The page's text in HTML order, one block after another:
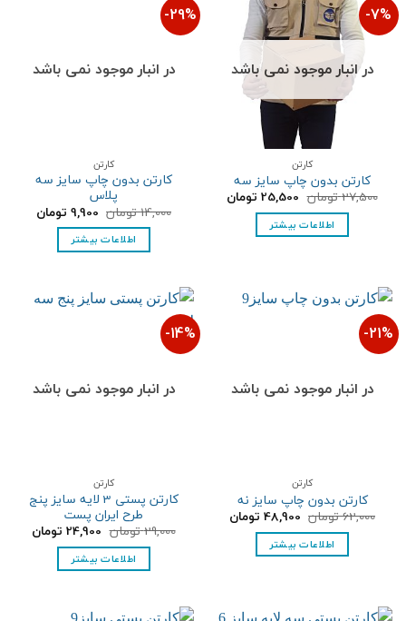
7%-
در انبار موجود نمی باشد
کارتن
کارتن بدون چاپ سایز سه
27,500تومان قیمت
اصلی:
27,500 تومان
بود.
25,500 تومانقیمت
فعلی:
اطلاعات بیشتر
29%-
در انبار موجود نمی باشد
کارتن
کارتن بدون چاپ سایز سه
پلاس
14,000تومان قیمت
اصلی:
14,000 تومان
بود.
9,900 تومان
اطلاعات بیشتر
21%-
در انبار موجود نمی باشد
کارتن
کارتن بدون چاپ سایز نه
62,000تومان قیمت
اصلی:
62,000 تومان
بود.
48,900 تومان
اطلاعات بیشتر
14%-
در انبار موجود نمی باشد
کارتن
کارتن پستی 3 لایه سایز پنج
طرح ایران پست
29,000تومان قیمت
اصلی:
29,000 تومان
بود.
24,900 تومانقیمت
فعلی:
اطلاعات بیشتر